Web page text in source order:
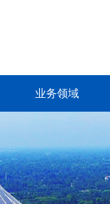
业务领域